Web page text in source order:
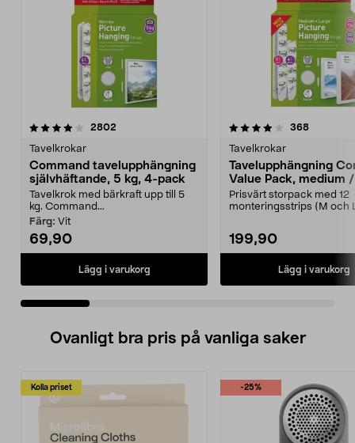
2802
Tavelkrokar
Command tavelupphängning
självhäftande, 5 kg, 4-pack
Tavelkrok med bärkraft upp till 5
kg. Command...
Färg: Vit
69,90
Lägg i varukorg
4.0 av 5 stjärnor 368
Tavelkrokar
Tavelupphängning
Value Pack, medium
Prisvärt storpack med 12
monteringsstrips (M och
199,90
Lägg i varukorg
4.0 av 5 stjärnor
Ovanligt bra pris på vanliga saker
Kolla priset -25%